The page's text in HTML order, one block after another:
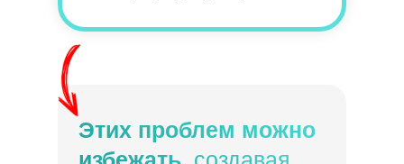
Этих проблем можно